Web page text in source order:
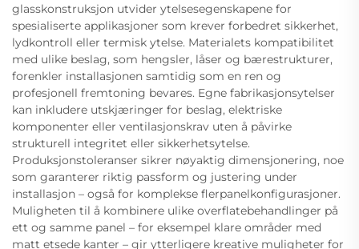
glasskonstruksjon utvider ytelsesegenskapene for
spesialiserte applikasjoner som krever forbedret sikkerhet,
lydkontroll eller termisk ytelse. Materialets kompatibilitet
med ulike beslag, som hengsler, låser og bærestrukturer,
forenkler installasjonen samtidig som en ren og
profesjonell fremtoning bevares. Egne fabrikasjonsytelser
kan inkludere utskjæringer for beslag, elektriske
komponenter eller ventilasjonskrav uten å påvirke
strukturell integritet eller sikkerhetsytelse.
Produksjonstoleranser sikrer nøyaktig dimensjonering, noe
som garanterer riktig passform og justering under
installasjon – også for komplekse flerpanelkonfigurasjoner.
Muligheten til å kombinere ulike overflatebehandlinger på
ett og samme panel – for eksempel klare områder med
matt etsede kanter – gir ytterligere kreative muligheter for